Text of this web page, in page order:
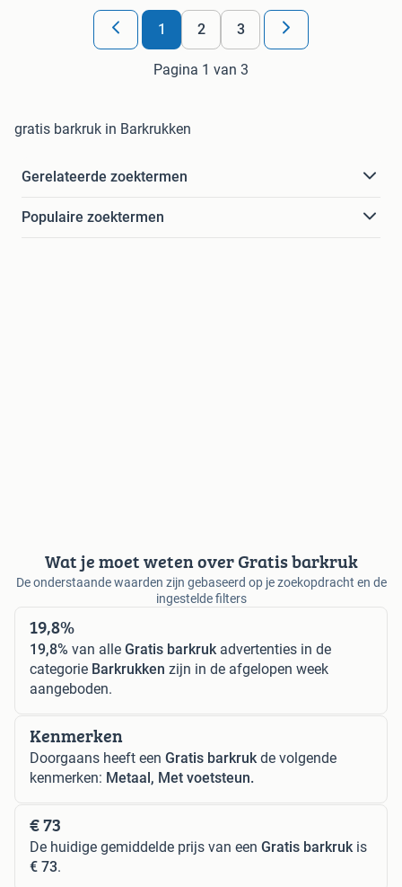
1 2 3
Pagina 1 van 3
gratis barkruk in Barkrukken
Gerelateerde zoektermen
Populaire zoektermen
Wat je moet weten over Gratis barkruk
De onderstaande waarden zijn gebaseerd op je zoekopdracht en de
ingestelde filters
19,8%
19,8% van alle Gratis barkruk advertenties in de
categorie Barkrukken zijn in de afgelopen week
aangeboden.
Kenmerken
Doorgaans heeft een Gratis barkruk de volgende
kenmerken: Metaal, Met voetsteun.
€ 73
De huidige gemiddelde prijs van een Gratis barkruk is
€ 73.